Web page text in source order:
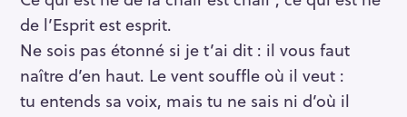
de l’Esprit est esprit.
Ne sois pas étonné si je t’ai dit : il vous faut
naître d’en haut. Le vent souffle où il veut :
tu entends sa voix, mais tu ne sais ni d’où il